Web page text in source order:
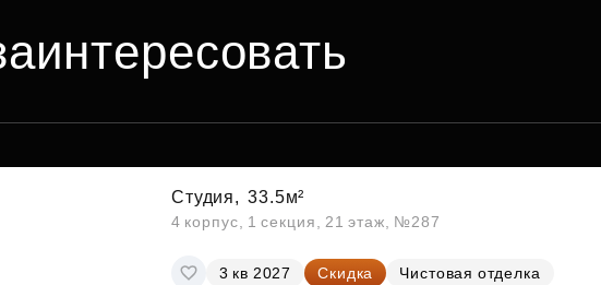
Студия, 33.5м²
4 корпус, 1 секция, 21 этаж, №287
3 кв 2027 Скидка
Чистовая отделка